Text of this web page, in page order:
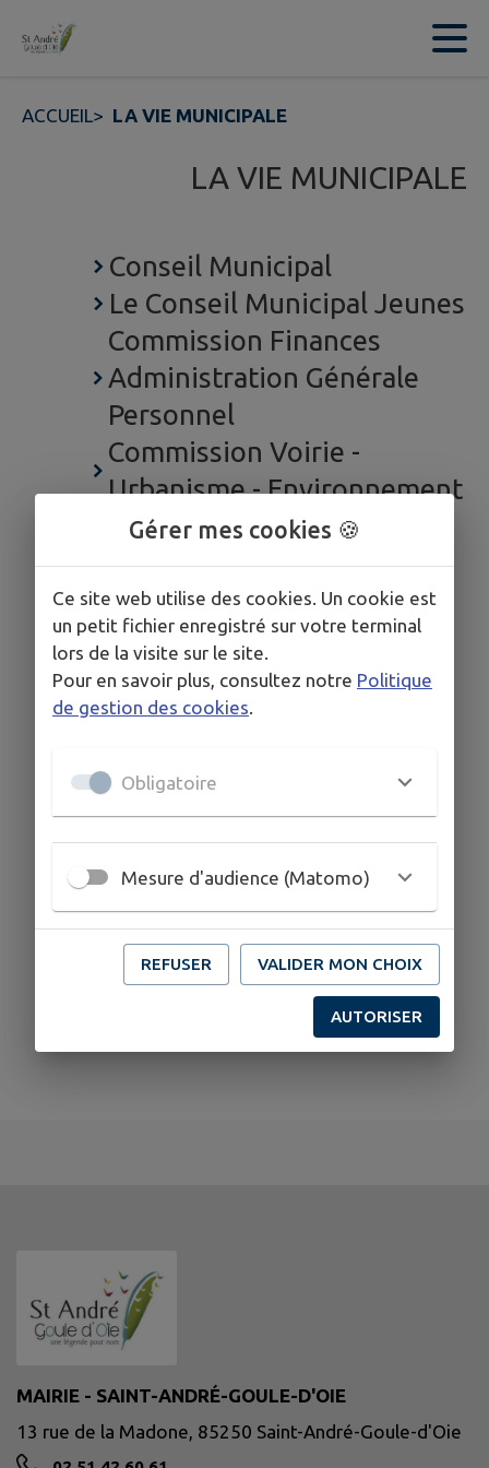
Contenu
ACCUEIL> LA VIE MUNICIPALE
LA VIE MUNICIPALE
Conseil Municipal
Le Conseil Municipal Jeunes
Commission Finances
Administration Générale
Personnel
Commission Voirie -
Urbanisme - Environnement
Commission Affaires
scolaires - Action Sociale -
Séniors - Culture
Commission Associations -
Communication - Sports
Loisirs
Commission Enfance -
Jeunesse
MAIRIE - SAINT-ANDRÉ-GOULE-D'OIE
13 rue de la Madone, 85250 Saint-André-Goule-d'Oie
Gérer mes cookies 🍪
Ce site web utilise des cookies. Un cookie est
un petit fichier enregistré sur votre terminal
lors de la visite sur le site.
Pour en savoir plus, consultez notre Politique
de gestion des cookies.
Obligatoire
Mesure d'audience (Matomo)
REFUSER VALIDER MON CHOIX
AUTORISER